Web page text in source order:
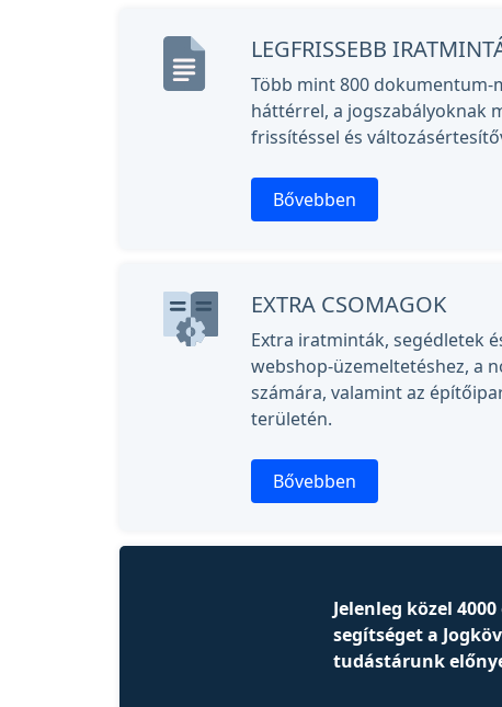
LEGFRISSEBB
Több mint 800 dokumentum-
háttérrel, a jogszabályoknak
frissítéssel és
Bővebben
EXTRA CSOMAGOK
Extra iratminták, segédletek
webshop-üzemeltetéshez, a
számára, valamint az
területén.
Bővebben
Jelenleg közel
segítséget a
tudástárunk